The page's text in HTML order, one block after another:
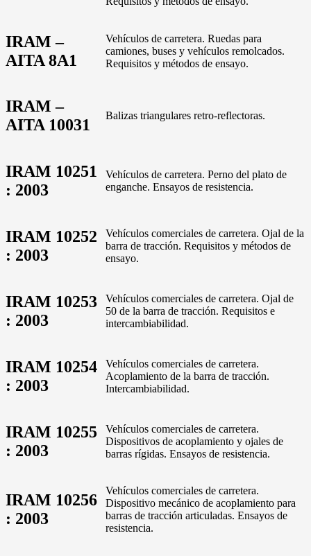
IRAM –
AITA 8A1
Vehículos de carretera. Ruedas para
camiones, buses y vehículos remolcados.
Requisitos y métodos de ensayo.
IRAM –
AITA 10031
Balizas triangulares retro-reflectoras.
IRAM 10251
: 2003
Vehículos de carretera. Perno del plato de
enganche. Ensayos de resistencia.
IRAM 10252
: 2003
Vehículos comerciales de carretera. Ojal de la
barra de tracción. Requisitos y métodos de
ensayo.
IRAM 10253
: 2003
Vehículos comerciales de carretera. Ojal de
50 de la barra de tracción. Requisitos e
intercambiabilidad.
IRAM 10254
: 2003
Vehículos comerciales de carretera.
Acoplamiento de la barra de tracción.
Intercambiabilidad.
IRAM 10255
: 2003
Vehículos comerciales de carretera.
Dispositivos de acoplamiento y ojales de
barras rígidas. Ensayos de resistencia.
IRAM 10256
: 2003
Vehículos comerciales de carretera.
Dispositivo mecánico de acoplamiento para
barras de tracción articuladas. Ensayos de
resistencia.